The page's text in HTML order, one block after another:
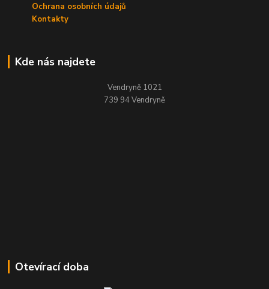
Ochrana osobních údajů
Kontakty
Kde nás najdete
Vendryně 1021
739 94 Vendryně
Otevírací doba